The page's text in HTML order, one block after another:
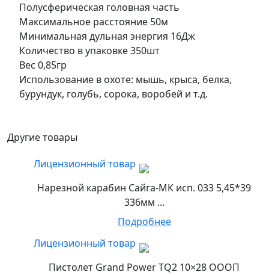
Полусферическая головная часть
Максимальное расстояние 50м
Минимальная дульная энергия 16Дж
Количество в упаковке 350шт
Вес 0,85гр
Использование в охоте: мышь, крыса, белка,
бурундук, голубь, сорока, воробей и т.д.
Другие товары
Лицензионный товар
Нарезной карабин Сайга-МК исп. 033 5,45*39
336мм ...
Подробнее
Лицензионный товар
Пистолет Grand Power TQ2 10×28 ОООП